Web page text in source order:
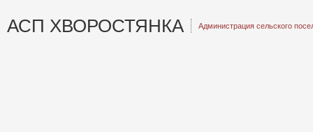
АСП ХВОРОСТЯНКА Администрация сельского